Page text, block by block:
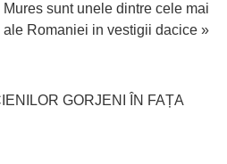
sunt unele dintre cele mai
ale Romaniei in vestigii dacice »
GORJENI ÎN FAȚA